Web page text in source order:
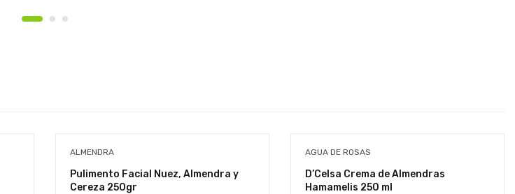
ALMENDRA
Pulimento Facial Nuez, Almendra y
Cereza 250gr
AGUA DE ROSAS
D’Celsa Crema de Almendras
Hamamelis 250 ml